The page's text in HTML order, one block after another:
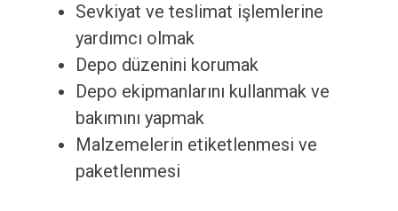
Sevkiyat ve teslimat işlemlerine
yardımcı olmak
Depo düzenini korumak
Depo ekipmanlarını kullanmak ve
bakımını yapmak
Malzemelerin etiketlenmesi ve
paketlenmesi